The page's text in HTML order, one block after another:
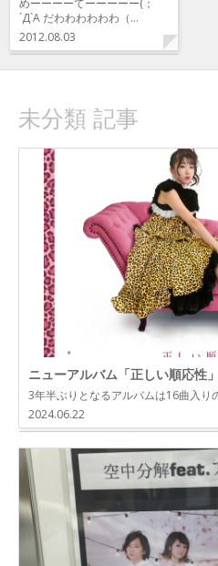
´Д`A だわわわわわわ（…
2012.08.03
未分類 記事
ニューアルバム「正しい順応性
3年半ぶりとなるアルバムは16曲入
2024.06.22